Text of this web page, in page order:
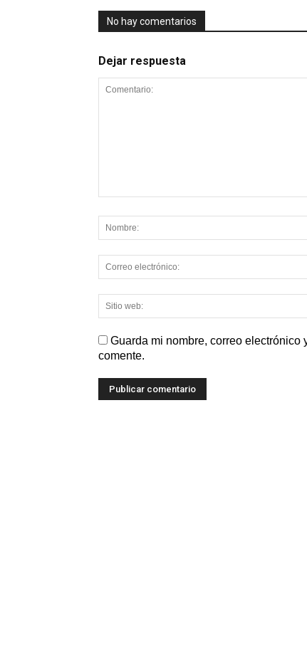
No hay comentarios
Dejar respuesta
Guarda mi nombre, correo
comente.